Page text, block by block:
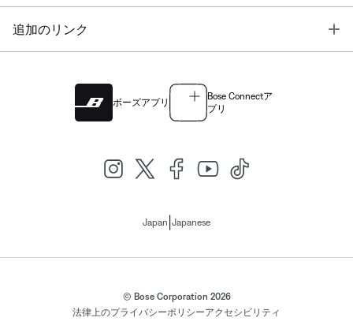
追加のリンク
ボーズアプリ
Bose Connectア
プリ
Japan Japanese
© Bose Corporation 2026
法律上のプライバシーポリシーアクセシビリティ